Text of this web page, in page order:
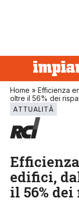
Home » Efficienza
oltre il 56% dei
ATTUALITÀ
edifici,
il 56%